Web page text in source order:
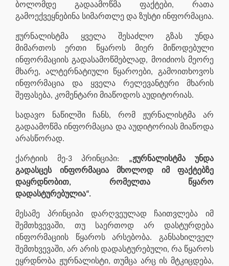
ბოლომდე გადაამოწმა ფაქტები, რათა
გამოექვეყნებინა სიმართლე და ზუსტი ინფორმაცია.
ჟურნალისტმა ყველა შესაძლო გზას უნდა
მიმართოს ერთი წყაროს მიერ მიწოდებული
ინფორმაციის გადასამოწმებლად, მოიძიოს მეორე
მხარე, ალტერნატიული წყაროები, გამოითხოვოს
ინფორმაცია და ყველა რელევანტური მხარის
შეფასება, კომენტარი მიაწოდოს აუდიტორიას.
სადავო ნაწილში ჩანს, რომ ჟურნალისტმა არ
გადაამოწმა ინფორმაცია და აუდიტორიას მიაწოდა
არასწორად.
ქარტიის მე-3 პრინციპი: „ჟურნალისტმა უნდა
გადასცეს ინფორმაცია მხოლოდ იმ ფაქტებზე
დაყრდნობით, რომელთა წყარო
დადასტურებულია“.
მესამე პრინციპი დარღვეულად ჩაითვლება იმ
შემთხვევაში, თუ საერთოდ არ დასტურდება
ინფორმაციის წყაროს არსებობა. განსახილველ
შემთხვევაში, არ არის დადასტურებული, რა წყაროს
ეყრდნობა ჟურნალისტი, თუმცა არც ის მტკიცდება,